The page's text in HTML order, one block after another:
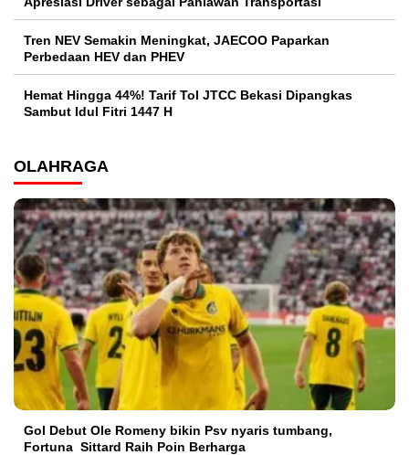
Tren NEV Semakin Meningkat, JAECOO Paparkan
Perbedaan HEV dan PHEV
Hemat Hingga 44%! Tarif Tol JTCC Bekasi Dipangkas
Sambut Idul Fitri 1447 H
OLAHRAGA
Gol Debut Ole Romeny bikin Psv nyaris tumbang,
Fortuna Sittard Raih Poin Berharga